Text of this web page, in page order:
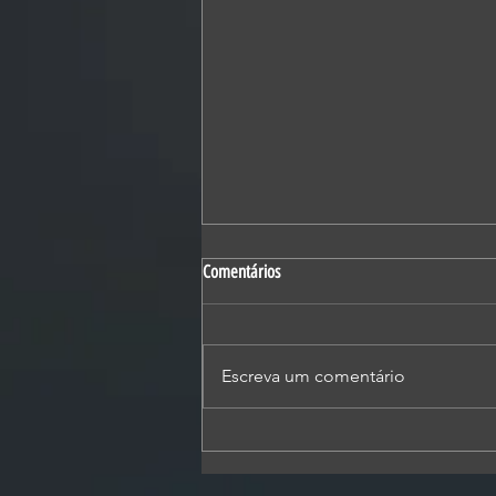
Comentários
Escreva um comentário